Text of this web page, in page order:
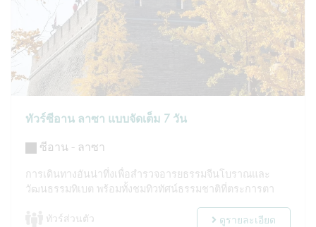
ทัวร์ซีอาน ลาซา แบบจัดเต็ม 7 วัน
ซีอาน - ลาซา
การเดินทางอันน่าทึ่งเพื่อสำรวจอารยธรรมจีนโบราณและ
วัฒนธรรมทิเบต พร้อมทั้งชมทิวทัศน์ธรรมชาติที่ตระการตา
ทัวร์ส่วนตัว ดูรายละเอียด